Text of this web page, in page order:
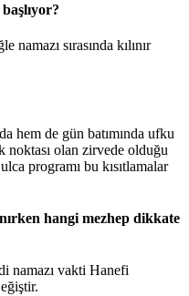
namazı sırasında kılınır
hem de gün batımında ufku
noktası olan zirvede olduğu
programı bu kısıtlamalar
hangi mezhep dikkate
namazı vakti Hanefi
.